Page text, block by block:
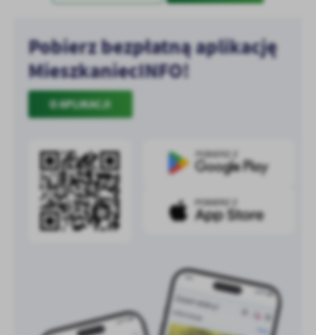
Pobierz bezpłatną aplikację
MieszkaniecINFO!
O APLIKACJI